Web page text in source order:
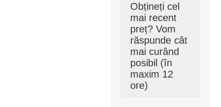
Obțineți cel
mai recent
preț? Vom
răspunde cât
mai curând
posibil (în
maxim 12
ore)